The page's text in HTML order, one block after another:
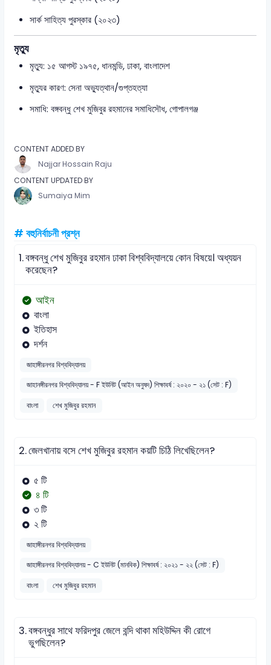
সার্ক সাহিত্য পুরস্কার (২০২৩)
মৃত্যু
মৃত্যু: ১৫ আগস্ট ১৯৭৫, ধানমন্ডি, ঢাকা, বাংলাদেশ
মৃত্যুর কারণ: সেনা অভ্যুত্থান/গুপ্তহত্যা
সমাধি: বঙ্গবন্ধু শেখ মুজিবুর রহমানের সমাধিসৌধ, গোপালগঞ্জ
CONTENT ADDED BY
Najjar Hossain Raju
CONTENT UPDATED BY
Sumaiya Mim
# বহুনির্বাচনী প্রশ্ন
1.বঙ্গবন্ধু শেখ মুজিবুর রহমান ঢাকা বিশ্ববিদ্যালয়ে কোন বিষয়ে। অধ্যয়ন
করেছেন?
আইন
বাংলা
ইতিহাস
দর্শন
জাহাঙ্গীরনগর বিশ্ববিদ্যালয়
জাহানঙ্গীরনগর বিশ্ববিদ্যালয় - F ইউনিট (আইন অনুষদ) শিক্ষাবর্ষ : ২০২০ - ২১ (সেট : F)
বাংলা
শেখ মুজিবুর রহমান
2.জেলখানায় বসে শেখ মুজিবুর রহমান কয়টি চিঠি লিখেছিলেন?
৫ টি
৪ টি
৩ টি
২ টি
জাহাঙ্গীরনগর বিশ্ববিদ্যালয়
জাহাঙ্গীরনগর বিশ্ববিদ্যালয় - C ইউনিট (মানবিক) শিক্ষাবর্ষ : ২০২১ - ২২ (সেট : F)
বাংলা
শেখ মুজিবুর রহমান
3.বঙ্গবন্ধুর সাথে ফরিদপুর জেলে বন্দি থাকা মহিউদ্দিন কী রোগে
ভুগছিলেন?